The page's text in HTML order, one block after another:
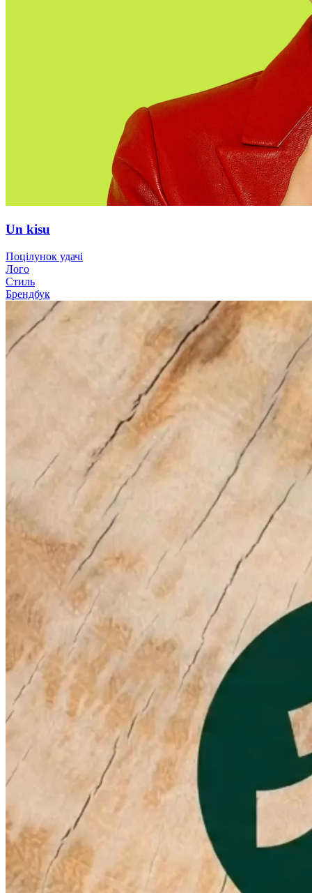
Un kisu
Поцілунок удачі
Лого
Стиль
Брендбук